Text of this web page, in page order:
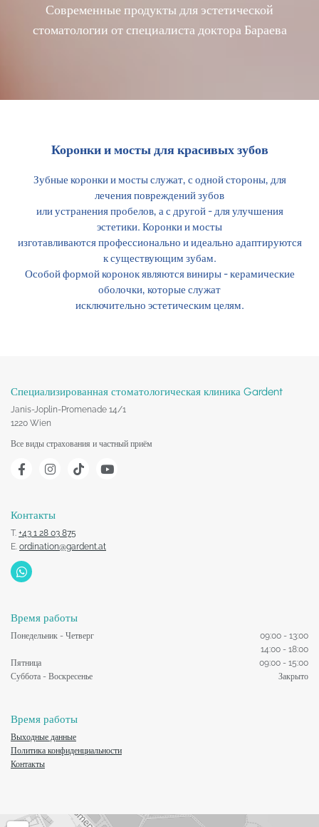
Современные продукты для эстетической
стоматологии от специалиста доктора Бараева
Коронки и мосты для красивых зубов
Зубные коронки и мосты служат, с одной стороны, для
лечения повреждений зубов
или устранения пробелов, а с другой - для улучшения
эстетики. Коронки и мосты
изготавливаются профессионально и идеально адаптируются
к существующим зубам.
Особой формой коронок являются виниры - керамические
оболочки, которые служат
исключительно эстетическим целям.
Специализированная стоматологическая клиника Gardent
Janis-Joplin-Promenade 14/1
1220 Wien
Все виды страхования и частный приём
Контакты
T. +43 1 28 03 875
E. ordination@gardent.at
Время работы
Понедельник - Четверг
09:00 - 13:00
14:00 - 18:00
Пятница
09:00 - 15:00
Суббота - Воскресенье
Закрыто
Время работы
Выходные данные
Политика конфиденциальности
Контакты